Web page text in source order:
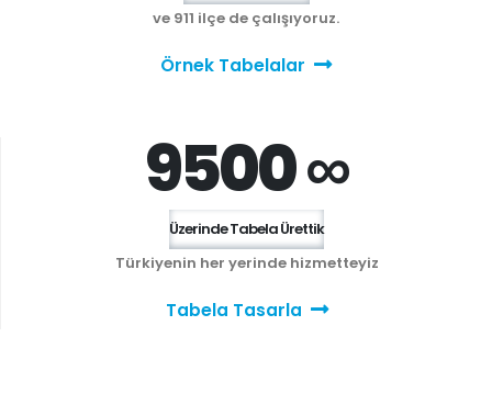
ve 911 ilçe de çalışıyoruz.
Örnek Tabelalar
9500 ∞
Üzerinde Tabela Ürettik
Türkiyenin her yerinde hizmetteyiz
Tabela Tasarla